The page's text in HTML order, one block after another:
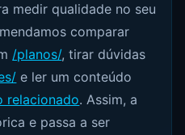
medir qualidade no seu
comparar
/planos/, tirar dúvidas
e ler um conteúdo
relacionado. Assim, a
e passa a ser